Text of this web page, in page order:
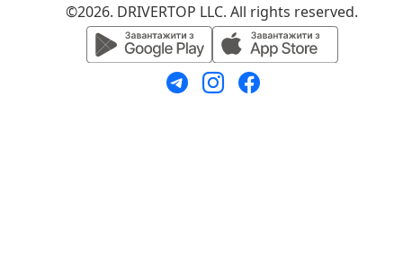
©2026. DRIVERTOP LLC. All rights reserved.